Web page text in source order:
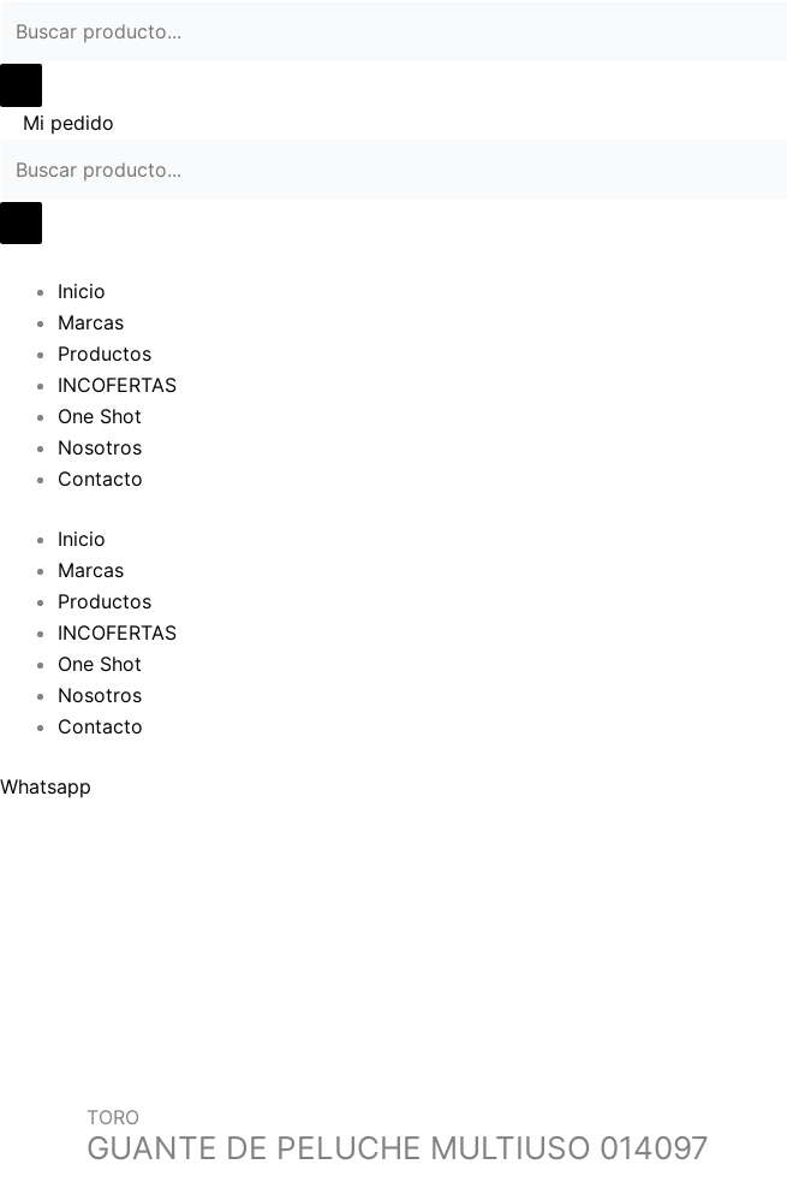
Mi pedido
Inicio
Marcas
Productos
INCOFERTAS
One Shot
Nosotros
Contacto
Inicio
Marcas
Productos
INCOFERTAS
One Shot
Nosotros
Contacto
Whatsapp
TORO
GUANTE DE PELUCHE MULTIUSO 014097